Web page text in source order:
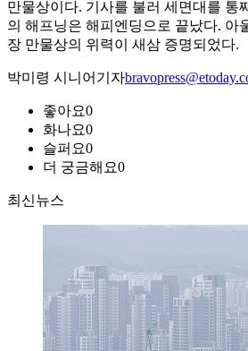
만물상이다. 기사를 불러 세면대를 통
의 해프닝은 해피엔딩으로 끝났다. 아
장 만물상의 위력이 새삼 증명되었다.
박미령 시니어기자
좋아요0
화나요0
슬퍼요0
더 궁금해요0
최신뉴스